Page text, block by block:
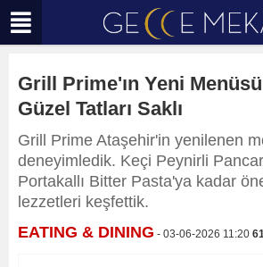
Grill Prime'ın Yeni
Güzel Tatları Saklı
Grill Prime Ataşehir'in yenilenen
deneyimledik. Keçi Peynirli
Portakallı Bitter Pasta'ya kadar
lezzetleri keşfettik.
EATING & DINING - 03-06-2026 11:20